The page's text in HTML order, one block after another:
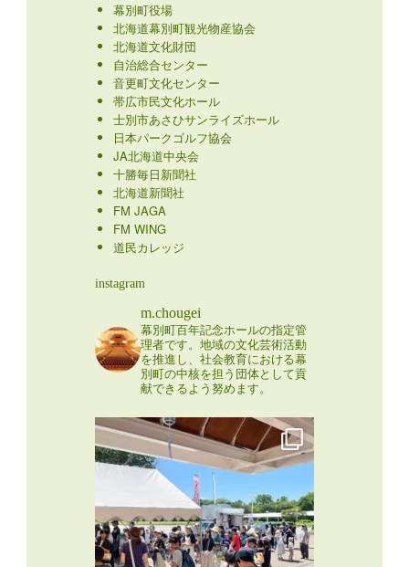
幕別町役場
北海道幕別町観光物産協会
北海道文化財団
自治総合センター
音更町文化センター
帯広市民文化ホール
士別市あさひサンライズホール
日本パークゴルフ協会
JA北海道中央会
十勝毎日新聞社
北海道新聞社
FM JAGA
FM WING
道民カレッジ
instagram
m.chougei
幕別町百年記念ホールの指定管
理者です。地域の文化芸術活動
を推進し、社会教育における幕
別町の中核を担う団体として貢
献できるよう努めます。